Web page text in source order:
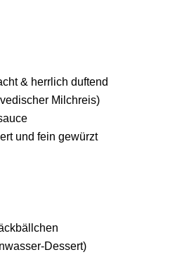
& herrlich duftend
Milchreis)
und fein gewürzt
Dessert)